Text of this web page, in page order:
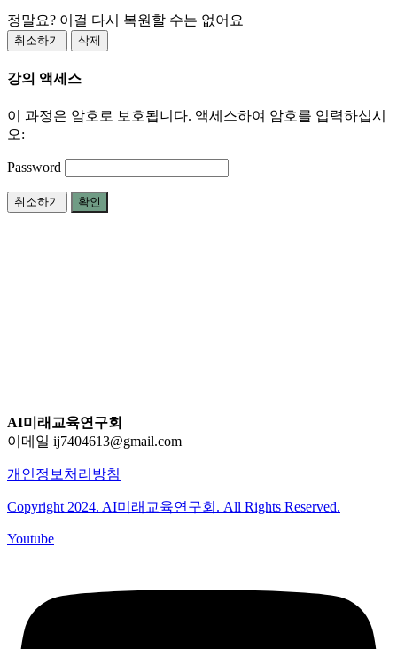
정말요? 이걸 다시 복원할 수는 없어요
취소하기 삭제
강의 액세스
이 과정은 암호로 보호됩니다. 액세스하여 암호를 입력하십시
오:
Password
취소하기 확인
AI미래교육연구회
이메일 ij7404613@gmail.com
개인정보처리방침
Copyright 2024. AI미래교육연구회. All Rights Reserved.
Youtube